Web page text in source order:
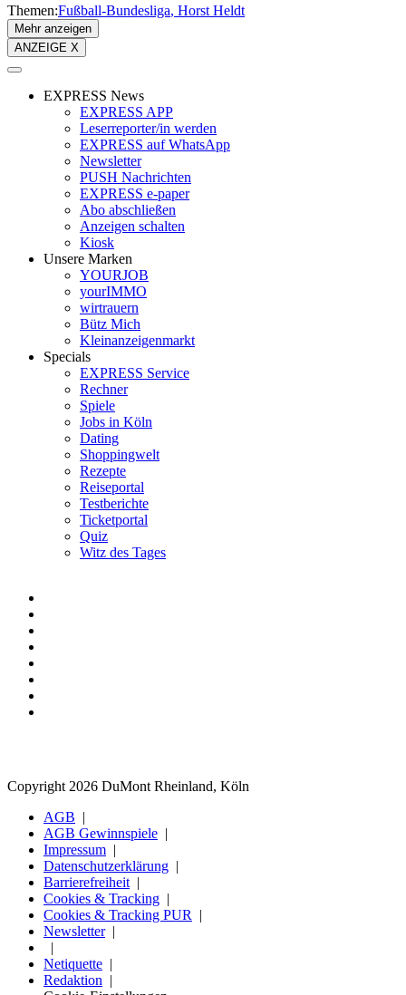
Themen:Fußball-Bundesliga Horst Heldt
Mehr anzeigen
ANZEIGE X
EXPRESS News
EXPRESS APP
Leserreporter/in werden
EXPRESS auf WhatsApp
Newsletter
PUSH Nachrichten
EXPRESS e-paper
Abo abschließen
Anzeigen schalten
Kiosk
Unsere Marken
YOURJOB
yourIMMO
wirtrauern
Bütz Mich
Kleinanzeigenmarkt
Specials
EXPRESS Service
Rechner
Spiele
Jobs in Köln
Dating
Shoppingwelt
Rezepte
Reiseportal
Testberichte
Ticketportal
Quiz
Witz des Tages
Copyright 2026 DuMont Rheinland, Köln
AGB
AGB Gewinnspiele
Impressum
Datenschutzerklärung
Barrierefreiheit
Cookies & Tracking
Cookies & Tracking PUR
Newsletter
Netiquette
Redaktion